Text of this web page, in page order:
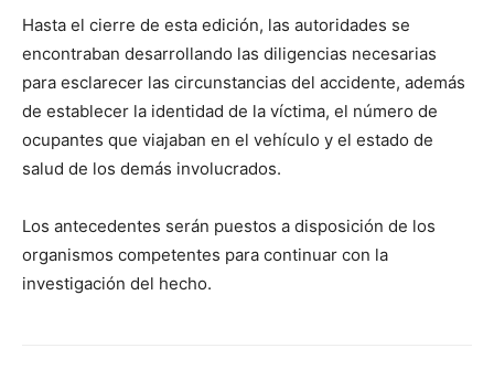
Hasta el cierre de esta edición, las autoridades se
encontraban desarrollando las diligencias necesarias
para esclarecer las circunstancias del accidente, además
de establecer la identidad de la víctima, el número de
ocupantes que viajaban en el vehículo y el estado de
salud de los demás involucrados.
Los antecedentes serán puestos a disposición de los
organismos competentes para continuar con la
investigación del hecho.